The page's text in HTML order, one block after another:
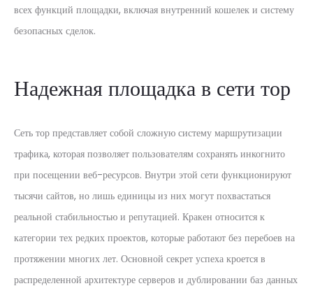
всех функций площадки, включая внутренний кошелек и систему
безопасных сделок.
Надежная площадка в сети тор
Сеть тор представляет собой сложную систему маршрутизации
трафика, которая позволяет пользователям сохранять инкогнито
при посещении веб-ресурсов. Внутри этой сети функционируют
тысячи сайтов, но лишь единицы из них могут похвастаться
реальной стабильностью и репутацией. Кракен относится к
категории тех редких проектов, которые работают без перебоев на
протяжении многих лет. Основной секрет успеха кроется в
распределенной архитектуре серверов и дублировании баз данных